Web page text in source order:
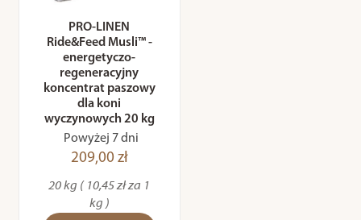
PRO-LINEN
Ride&Feed Musli™ -
energetyczo-
regeneracyjny
koncentrat paszowy
dla koni
wyczynowych 20 kg
Powyżej 7 dni
209,00 zł
20 kg ( 10,45 zł za 1
kg )